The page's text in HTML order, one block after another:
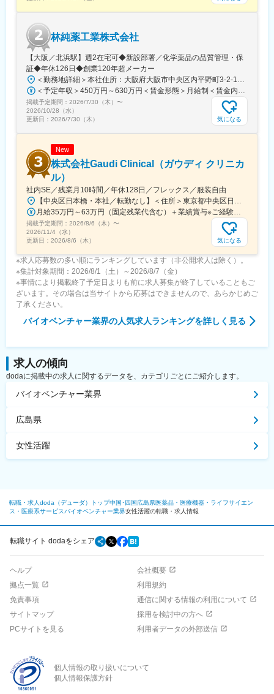
れられる
◇スタートアップらしいスピード感の中で、専門性と実務経験を
急速に広げられる
◇海外パートナー訪問や国際学会への出張機会など、国内外でグ
ローバルな実務経験を積める
◇石川を拠点としつつ、能力・役割に応じてフルリモートも相談
可能
変更の範囲：会社の定める業務
林純薬工業株式会社
【大阪／北浜駅】週2在宅可◆新設部署／化学薬品の品質管理・保
証◆年休126日◆創業120年超メーカー
＜勤務地詳細＞本社住所：大阪府大阪市中央区内平野町3-2-12 HPCビル勤務地最寄駅：Osaka Metro堺筋線／北浜駅受動喫煙対策：屋内全面禁煙変更の範囲：会社の定める事業所
＜予定年収＞450万円～630万円＜賃金形態＞月給制＜賃金内訳＞月額（基本給）：263,000円～371,000円＜月給＞263,000円～371,000円＜昇給有無＞有＜残業手当＞有＜給与補足＞■年収補足：・賞与実績／年2回、昨年度実績5ヵ月分・最終面接にて等級を決定。管理監督者の場合は残業手当なし。賃金はあくまでも目安の金額であり、選考を通じて上下する可能性があります。月給(月額)は固定手当を含めた表記です。
掲載予定期間： 2026/7/30（木） 〜
2026/10/28（水）
更新日： 2026/7/30（木） 気になる
New
株式会社Gaudi Clinical（ガウディ クリニカ
ル）
社内SE／残業月10時間／年休128日／フレックス／服装自由
【中央区日本橋・本社／転勤なし】＜住所＞東京都中央区日本橋本町4-8-15 ネオカワイビル10F＜アクセス＞・JR「新日本橋駅」から徒歩1分、「神田駅」から徒歩8分・東京メトロ「三越前駅」から徒歩5分、「小伝馬町駅」から徒歩5分※受動喫煙対策あり（屋内全面禁煙）
月給35万円～63万円（固定残業代含む）＋業績賞与※ご経験・スキルを考慮の上決定いたします※固定残業代は、時間外労働の有無にかかわらず月35時間分を、月8万3400円～15万円支給。（35時間を超える時間外労働分は追加で支給）
掲載予定期間： 2026/8/6（木） 〜
2026/11/4（水）
更新日： 2026/8/6（木） 気になる
※求人応募数の多い順にランキングしています（非公開求人は除く）。
※集計対象期間：2026/8/1（土）～2026/8/7（金）
※事情により掲載終了予定日よりも前に求人募集が終了していることもご
ざいます。その場合は当サイトから応募はできませんので、あらかじめご
了承ください。
バイオベンチャー業界の人気求人ランキングを詳しく見る
求人の傾向
dodaに掲載中の求人に関するデータを、カテゴリごとにご紹介します。
バイオベンチャー業界
広島県
女性活躍
転職・求人doda（デューダ）トップ中国･四国 広島県医薬品・医療機器・ライフサイエン
ス・医療系サービス バイオベンチャー業界女性活躍の転職・求人情報
転職サイト dodaをシェア
ヘルプ
会社概要
拠点一覧
利用規約
免責事項
通信に関する情報の利用について
サイトマップ
採用を検討中の方へ
PCサイトを見る
利用者データの外部送信
個人情報の取り扱いについて
個人情報保護方針